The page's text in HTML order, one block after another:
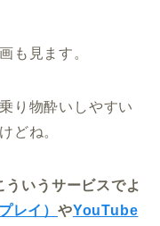
も見ます。
り物酔いしやすい
どね。
ういうサービスでよ
レイ）やYouTube